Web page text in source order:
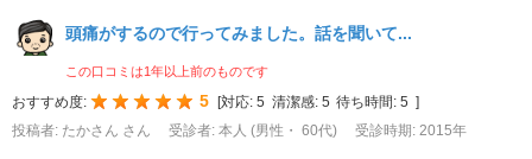
頭痛がするので行ってみました。話を聞いて...
この口コミは1年以上前のものです
おすすめ度: 5 対応: 5 清潔感: 5 待ち時間: 5
投稿者: たかさん さん
受診者: 本人 (男性・ 60代) 受診時期: 2015年